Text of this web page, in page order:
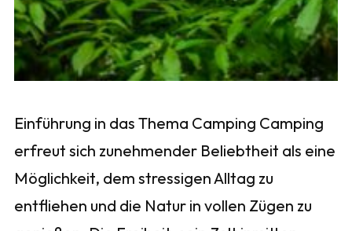
Einführung in das Thema Camping Camping
erfreut sich zunehmender Beliebtheit als eine
Möglichkeit, dem stressigen Alltag zu
entfliehen und die Natur in vollen Zügen zu